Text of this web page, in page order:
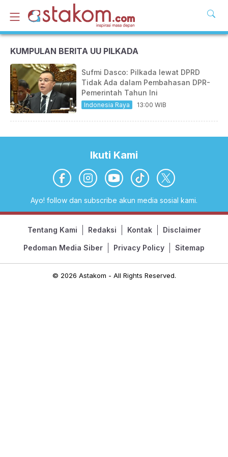
KUMPULAN BERITA UU PILKADA
Sufmi Dasco: Pilkada lewat DPRD
Tidak Ada dalam Pembahasan DPR-
Pemerintah Tahun Ini
Indonesia Raya 13:00 WIB
Ikuti Kami
Ayo! follow dan subscribe akun media sosial kami.
Tentang Kami Redaksi Kontak Disclaimer
Pedoman Media Siber Privacy Policy Sitemap
© 2026 Astakom - All Rights Reserved.